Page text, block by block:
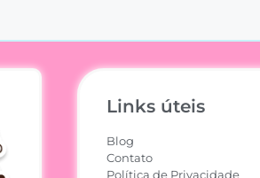
Links úteis
Blog
Contato
Política de Privacidade